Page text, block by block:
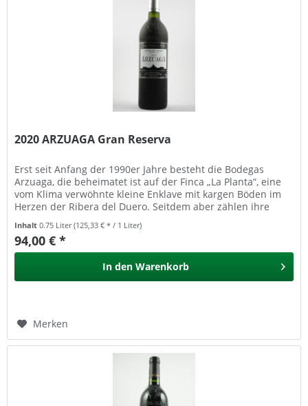
2020 ARZUAGA Gran Reserva
Erst seit Anfang der 1990er Jahre besteht die Bodegas
Arzuaga, die beheimatet ist auf der Finca „La Planta“, eine
vom Klima verwöhnte kleine Enklave mit kargen Böden im
Herzen der Ribera del Duero. Seitdem aber zählen ihre
Inhalt0.75 Liter(125,33 € * / 1 Liter)
94,00 € *
In den Warenkorb
Merken